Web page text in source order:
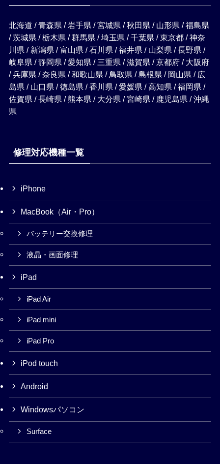
北海道 / 青森県 / 岩手県 / 宮城県 / 秋田県 / 山形県 / 福島県
/ 茨城県 / 栃木県 / 群馬県 / 埼玉県 / 千葉県 / 東京都 / 神奈
川県 / 新潟県 / 富山県 / 石川県 / 福井県 / 山梨県 / 長野県 /
岐阜県 / 静岡県 / 愛知県 / 三重県 / 滋賀県 / 京都府 / 大阪府
/ 兵庫県 / 奈良県 / 和歌山県 / 鳥取県 / 島根県 / 岡山県 / 広
島県 / 山口県 / 徳島県 / 香川県 / 愛媛県 / 高知県 / 福岡県 /
佐賀県 / 長崎県 / 熊本県 / 大分県 / 宮崎県 / 鹿児島県 / 沖縄
県
修理対応機種一覧
iPhone
MacBook（Air・Pro）
バッテリー交換修理
液晶・画面修理
iPad
iPad Air
iPad mini
iPad Pro
iPod touch
Android
Windowsパソコン
Surface